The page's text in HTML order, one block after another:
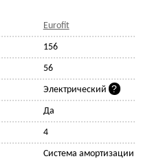
Eurofit
156
56
Электрический
Да
4
Cистема амортизации